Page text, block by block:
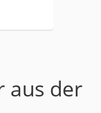
aus der